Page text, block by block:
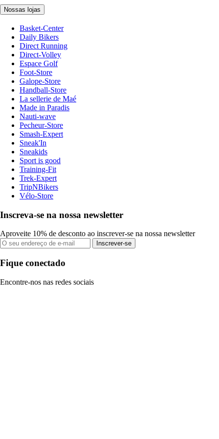
Nossas lojas
Basket-Center
Daily Bikers
Direct Running
Direct-Volley
Espace Golf
Foot-Store
Galope-Store
Handball-Store
La sellerie de Maé
Made in Paradis
Nauti-wave
Pecheur-Store
Smash-Expert
Sneak'In
Sneakids
Sport is good
Training-Fit
Trek-Expert
TripNBikers
Vélo-Store
Inscreva-se na nossa newsletter
Aproveite 10% de desconto ao inscrever-se na nossa newsletter
Inscrever-se
Fique conectado
Encontre-nos nas redes sociais